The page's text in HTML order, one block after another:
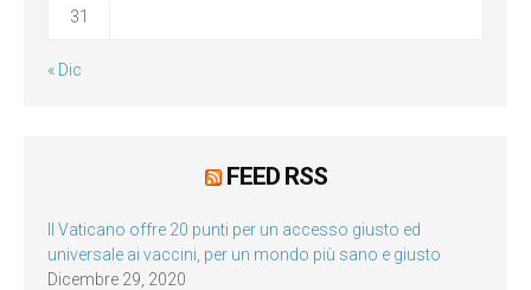
31
« Dic
FEED RSS
Il Vaticano offre 20 punti per un accesso giusto ed
universale ai vaccini, per un mondo più sano e giusto
Dicembre 29, 2020